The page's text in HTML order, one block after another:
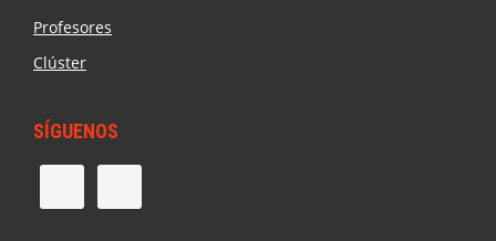
Profesores
Clúster
SÍGUENOS